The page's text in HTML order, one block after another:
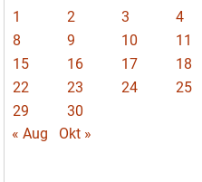
1 2 3 4
8
9 10 11
15
16 17 18
22
23 24 25
29
30
« Aug
Okt »